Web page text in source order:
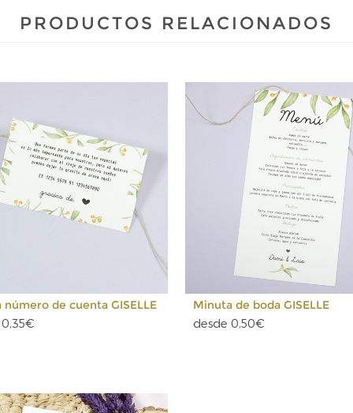
PRODUCTOS RELACIONADOS
número de cuenta GISELLE
Minuta de boda GISELLE
desde 0,50€